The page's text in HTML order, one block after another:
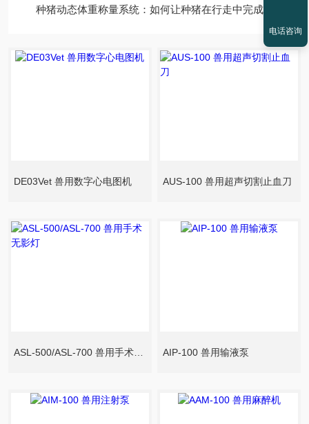
种猪动态体重称量系统：如何让种猪在行走中完成体重监测？
DE03Vet 兽用数字心电图机 AUS-100 兽用超声切割止血刀
ASL-500/ASL-700 兽用手术无影灯 AIP-100 兽用输液泵
电话咨询